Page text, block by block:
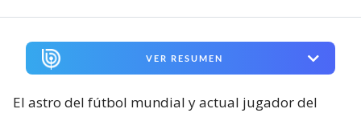
VER RESUMEN
El astro del fútbol mundial y actual jugador del